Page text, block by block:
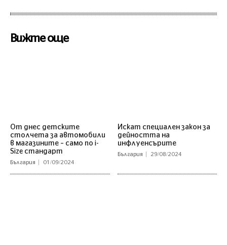
Вижте още
От днес детските
столчета за автомобили
в магазините – само по i-
Size стандарт
България 01/09/2024
Искат специален закон за
дейността на
инфлуенсърите
България 29/08/2024